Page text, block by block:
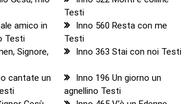
Testi
amico in
Testi
Inno 560 Resta con me
Testi
Signore,
Inno 363 Stai con noi Testi
cantate un
Inno 196 Un giorno un
agnellino Testi